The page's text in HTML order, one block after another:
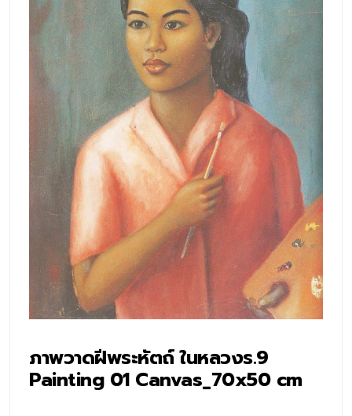
ภาพวาดฝีพระหัตถ์ ในหลวงร.9
Painting 01 Canvas_70x50 cm